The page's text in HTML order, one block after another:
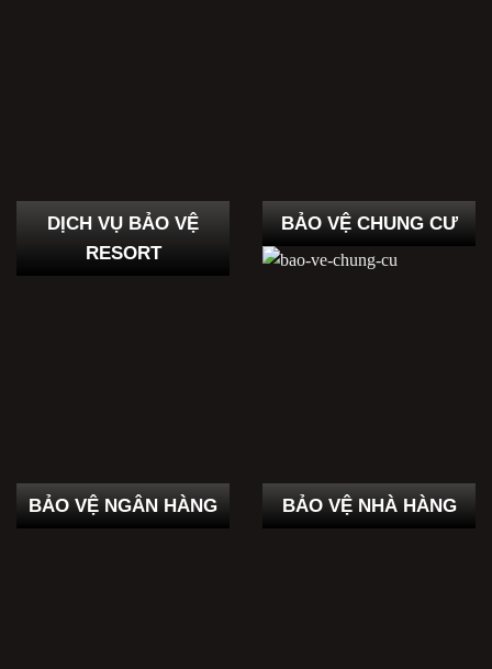
DỊCH VỤ BẢO VỆ
RESORT
BẢO VỆ CHUNG CƯ
BẢO VỆ NGÂN HÀNG BẢO VỆ NHÀ HÀNG